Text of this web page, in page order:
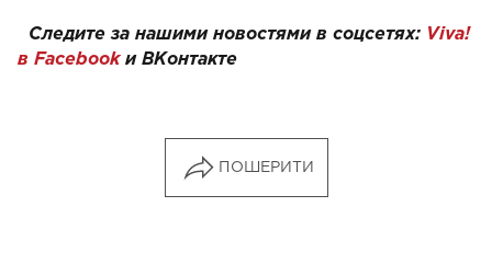
Следите за нашими новостями в соцсетях: Viva!
в Facebookи ВКонтакте
ПОШЕРИТИ